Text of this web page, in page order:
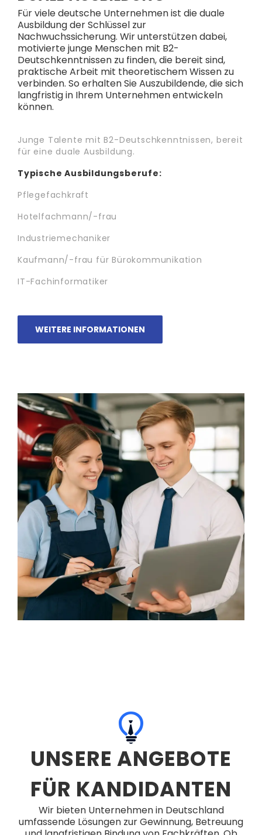
Für viele deutsche Unternehmen ist die duale
Ausbildung der Schlüssel zur
Nachwuchssicherung. Wir unterstützen dabei,
motivierte junge Menschen mit B2-
Deutschkenntnissen zu finden, die bereit sind,
praktische Arbeit mit theoretischem Wissen zu
verbinden. So erhalten Sie Auszubildende, die sich
langfristig in Ihrem Unternehmen entwickeln
können.
Junge Talente mit B2-Deutschkenntnissen, bereit
für eine duale Ausbildung.
Typische Ausbildungsberufe:
Pflegefachkraft
Hotelfachmann/-frau
Industriemechaniker
Kaufmann/-frau für Bürokommunikation
IT-Fachinformatiker
WEITERE INFORMATIONEN
UNSERE ANGEBOTE
FÜR KANDIDANTEN
Wir bieten Unternehmen in Deutschland
umfassende Lösungen zur Gewinnung, Betreuung